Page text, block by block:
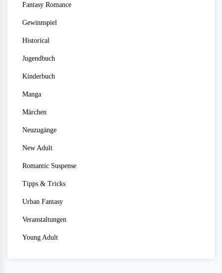
Fantasy Romance
Gewinnspiel
Historical
Jugendbuch
Kinderbuch
Manga
Märchen
Neuzugänge
New Adult
Romantic Suspense
Tipps & Tricks
Urban Fantasy
Veranstaltungen
Young Adult